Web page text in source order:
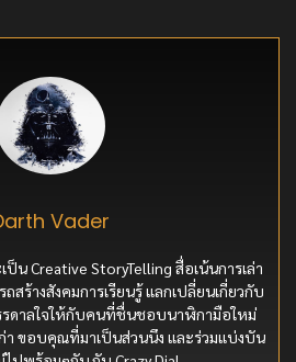
Vader
ป็น Creative StoryTelling สื่อเน้นการเล่า
ถสร้างสังคมการเรียนรู้ แลกเปลี่ยนเกี่ยวกับ
รดาลใจให้กับคนที่ชื่นชอบนาฬิกามือใหม่
า ขอบคุณที่มาเป็นส่วนนึง และร่วมแบ่งบัน